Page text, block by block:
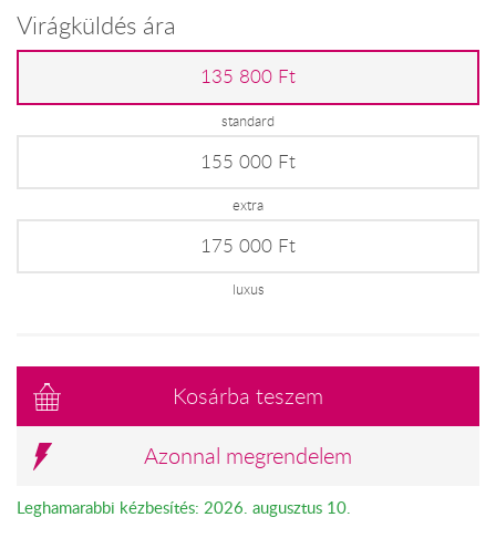
Virágküldés ára
135 800 Ft
standard
155 000 Ft
extra
175 000 Ft
luxus
Kosárba teszem
Azonnal megrendelem
Leghamarabbi kézbesítés: 2026. augusztus 10.